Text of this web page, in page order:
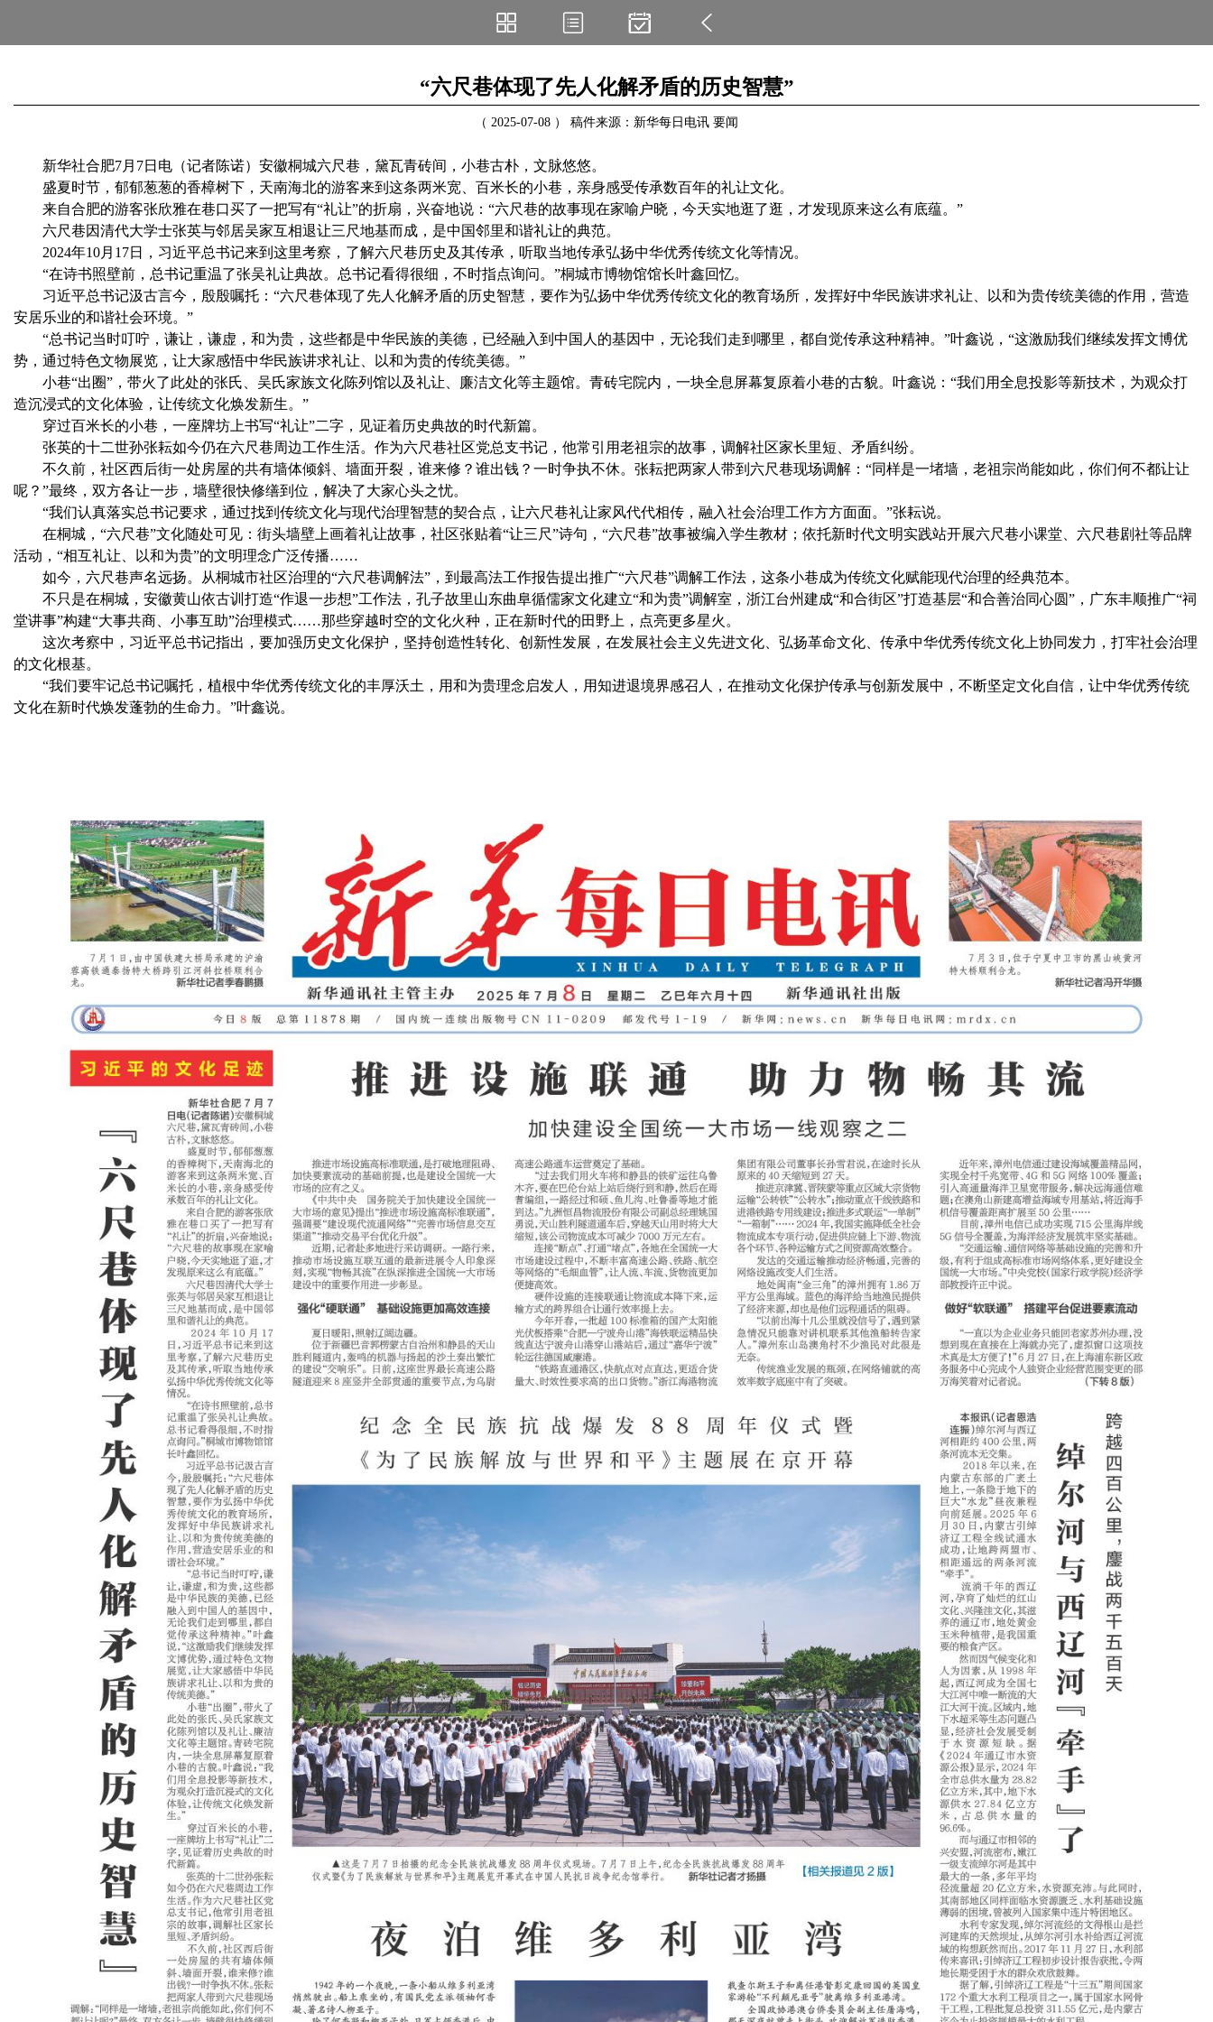
“六尺巷体现了先人化解矛盾的历史智慧”
（ 2025-07-08 ） 稿件来源：新华每日电讯 要闻
新华社合肥7月7日电（记者陈诺）安徽桐城六尺巷，黛瓦青砖间，小巷古朴，文脉悠悠。
盛夏时节，郁郁葱葱的香樟树下，天南海北的游客来到这条两米宽、百米长的小巷，亲身感受传承数百年的礼让文化。
来自合肥的游客张欣雅在巷口买了一把写有“礼让”的折扇，兴奋地说：“六尺巷的故事现在家喻户晓，今天实地逛了逛，才发现原来这么有底蕴。”
六尺巷因清代大学士张英与邻居吴家互相退让三尺地基而成，是中国邻里和谐礼让的典范。
2024年10月17日，习近平总书记来到这里考察，了解六尺巷历史及其传承，听取当地传承弘扬中华优秀传统文化等情况。
“在诗书照壁前，总书记重温了张吴礼让典故。总书记看得很细，不时指点询问。”桐城市博物馆馆长叶鑫回忆。
习近平总书记汲古言今，殷殷嘱托：“六尺巷体现了先人化解矛盾的历史智慧，要作为弘扬中华优秀传统文化的教育场所，发挥好中华民族讲求礼让、以和为贵传统美德的作用，营造
安居乐业的和谐社会环境。”
“总书记当时叮咛，谦让，谦虚，和为贵，这些都是中华民族的美德，已经融入到中国人的基因中，无论我们走到哪里，都自觉传承这种精神。”叶鑫说，“这激励我们继续发挥文博优
势，通过特色文物展览，让大家感悟中华民族讲求礼让、以和为贵的传统美德。”
小巷“出圈”，带火了此处的张氏、吴氏家族文化陈列馆以及礼让、廉洁文化等主题馆。青砖宅院内，一块全息屏幕复原着小巷的古貌。叶鑫说：“我们用全息投影等新技术，为观众打
造沉浸式的文化体验，让传统文化焕发新生。”
穿过百米长的小巷，一座牌坊上书写“礼让”二字，见证着历史典故的时代新篇。
张英的十二世孙张耘如今仍在六尺巷周边工作生活。作为六尺巷社区党总支书记，他常引用老祖宗的故事，调解社区家长里短、矛盾纠纷。
不久前，社区西后街一处房屋的共有墙体倾斜、墙面开裂，谁来修？谁出钱？一时争执不休。张耘把两家人带到六尺巷现场调解：“同样是一堵墙，老祖宗尚能如此，你们何不都让让
呢？”最终，双方各让一步，墙壁很快修缮到位，解决了大家心头之忧。
“我们认真落实总书记要求，通过找到传统文化与现代治理智慧的契合点，让六尺巷礼让家风代代相传，融入社会治理工作方方面面。”张耘说。
在桐城，“六尺巷”文化随处可见：街头墙壁上画着礼让故事，社区张贴着“让三尺”诗句，“六尺巷”故事被编入学生教材；依托新时代文明实践站开展六尺巷小课堂、六尺巷剧社等品牌
活动，“相互礼让、以和为贵”的文明理念广泛传播……
如今，六尺巷声名远扬。从桐城市社区治理的“六尺巷调解法”，到最高法工作报告提出推广“六尺巷”调解工作法，这条小巷成为传统文化赋能现代治理的经典范本。
不只是在桐城，安徽黄山依古训打造“作退一步想”工作法，孔子故里山东曲阜循儒家文化建立“和为贵”调解室，浙江台州建成“和合街区”打造基层“和合善治同心圆”，广东丰顺推广“祠
堂讲事”构建“大事共商、小事互助”治理模式……那些穿越时空的文化火种，正在新时代的田野上，点亮更多星火。
这次考察中，习近平总书记指出，要加强历史文化保护，坚持创造性转化、创新性发展，在发展社会主义先进文化、弘扬革命文化、传承中华优秀传统文化上协同发力，打牢社会治理
的文化根基。
“我们要牢记总书记嘱托，植根中华优秀传统文化的丰厚沃土，用和为贵理念启发人，用知进退境界感召人，在推动文化保护传承与创新发展中，不断坚定文化自信，让中华优秀传统
文化在新时代焕发蓬勃的生命力。”叶鑫说。